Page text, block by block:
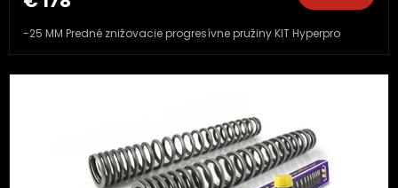
-25 MM Predné znižovacie progresívne pružiny KIT Hyperpro